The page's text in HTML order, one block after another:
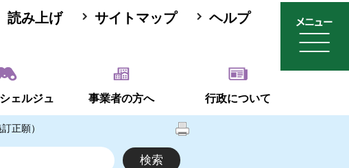
読み上げ サイトマップ ヘルプ
ェルジュ 事業者の方へ 行政について
正願）